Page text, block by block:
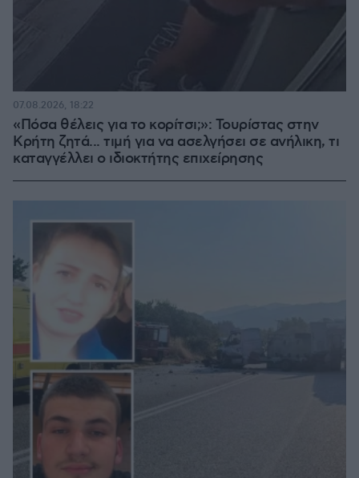
«Πόσα θέλεις για το κορίτσι;»: Τουρίστας στην
Κρήτη ζητά... τιμή για να ασελγήσει σε ανήλικη, τι
καταγγέλλει ο ιδιοκτήτης επιχείρησης
07.08.2026, 18:22